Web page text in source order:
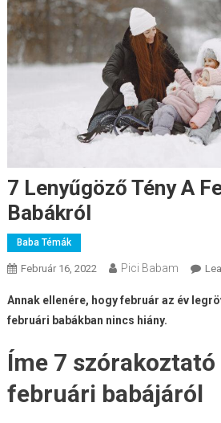
7 Lenyűgöző Tény A
Babákról
Baba Témák
Február 16, 2022 Pici Babam
Annak ellenére, hogy február az év
februári babákban nincs hiány.
Íme 7
februári babájáról